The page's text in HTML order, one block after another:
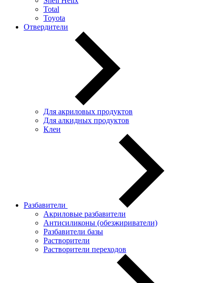
Total
Toyota
Отвердители
Для акриловых продуктов
Для алкидных продуктов
Клеи
Разбавители
Акриловые разбавители
Антисиликоны (обезжириватели)
Разбавители базы
Растворители
Растворители переходов